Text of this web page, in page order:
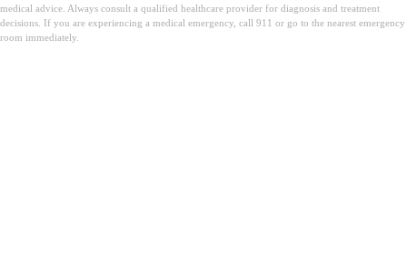
medical advice. Always consult a qualified healthcare provider for diagnosis and treatment
decisions. If you are experiencing a medical emergency, call 911 or go to the nearest emergency
room immediately.